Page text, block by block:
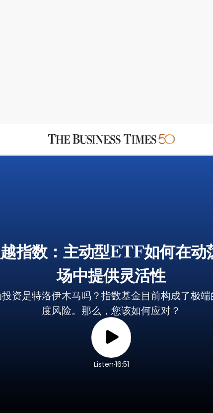
指数：主动型ETF如何在动
场中提供灵活性
资是特洛伊木马吗？指数基金目前构成了极端
度风险。那么，您该如何应对？
Listen.16:51